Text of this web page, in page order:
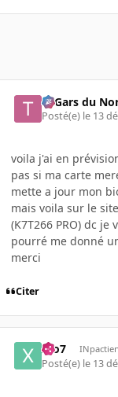
Ti Gars du
Posté(e) le 13
voila j'ai en
pas si ma carte
mette a jour mon
mais voila sur le
(K7T266 PRO) dc
pourré me donné
merci
Citer
xto7 INpactien
Posté(e) le 13